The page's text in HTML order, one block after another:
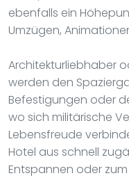
ebenfalls ein
Umzügen,
Architekturliebhaber
werden den
Befestigungen oder
wo sich militärische
Lebensfreude
Hotel aus schnell
Entspannen oder